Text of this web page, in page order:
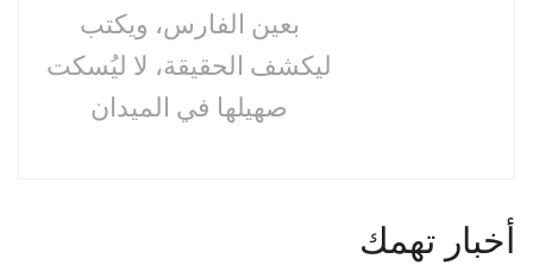
بعين الفارس، ويكتب
ليكشف الحقيقة، لا ليُسكت
صهيلها في الميدان
أخبار تهمك